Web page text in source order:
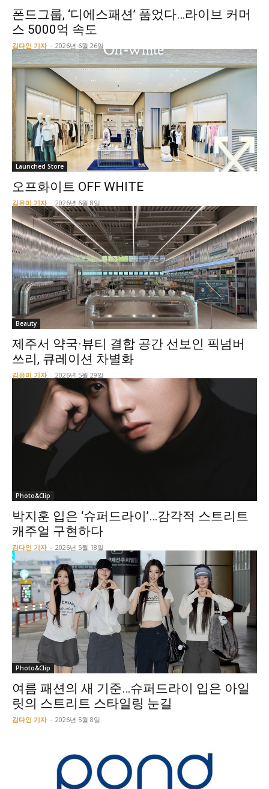
폰드그룹, ‘디에스패션’ 품었다…라이브 커머
스 5000억 속도
김다인 기자 - 2026년 6월 26일
Launched Store
오프화이트 OFF WHITE
김유미 기자 - 2026년 6월 8일
Beauty
제주서 약국·뷰티 결합 공간 선보인 픽넘버
쓰리, 큐레이션 차별화
김유미 기자 - 2026년 5월 29일
Photo&Clip
박지훈 입은 ‘슈퍼드라이’…감각적 스트리트
캐주얼 구현하다
김다인 기자 - 2026년 5월 18일
Photo&Clip
여름 패션의 새 기준…슈퍼드라이 입은 아일
릿의 스트리트 스타일링 눈길
김다인 기자 - 2026년 5월 8일